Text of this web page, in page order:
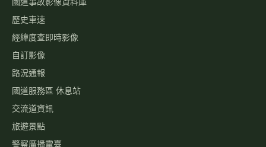
歷史車速
經緯度查即時影像
自訂影像
路況通報
國道服務區 休息站
交流道資訊
旅遊景點
警察廣播電臺